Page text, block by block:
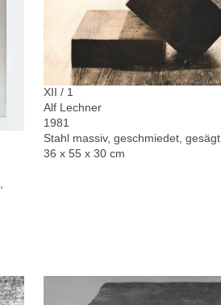
XII / 1
Alf Lechner
1981
Stahl massiv, geschmiedet, gesägt
36 x 55 x 30 cm